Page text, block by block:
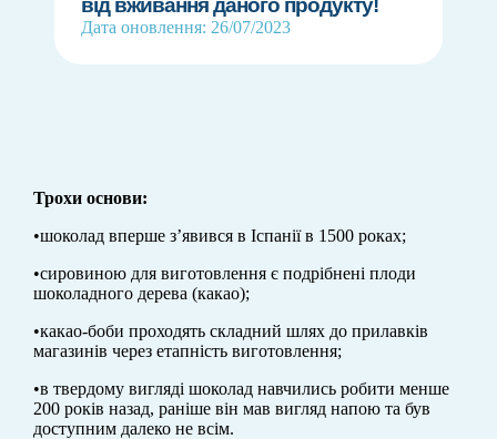
від вживання даного продукту!
Дата оновлення: 26/07/2023
Трохи основи:
•шоколад вперше з’явився в Іспанії в 1500 роках;
•сировиною для виготовлення є подрібнені плоди
шоколадного дерева (какао);
•какао-боби проходять складний шлях до прилавків
магазинів через етапність виготовлення;
•в твердому вигляді шоколад навчились робити менше
200 років назад, раніше він мав вигляд напою та був
доступним далеко не всім.